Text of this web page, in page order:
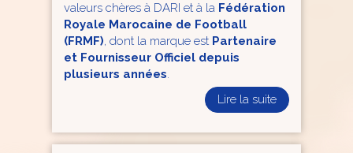
valeurs chères à DARI et à laFédération
Royale Marocaine de Football
(FRMF), dont la marque est Partenaire
et Fournisseur Officiel depuis
plusieurs années.
Lire la suite